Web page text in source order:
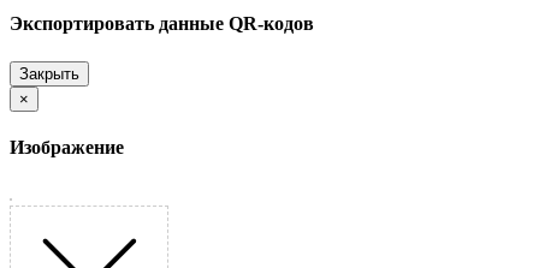
Экспортировать данные QR-кодов
Закрыть
×
Изображение